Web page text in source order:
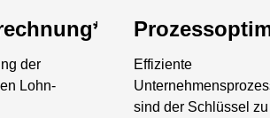
der
Lohn-
Effiziente
sind der Schlüssel zu